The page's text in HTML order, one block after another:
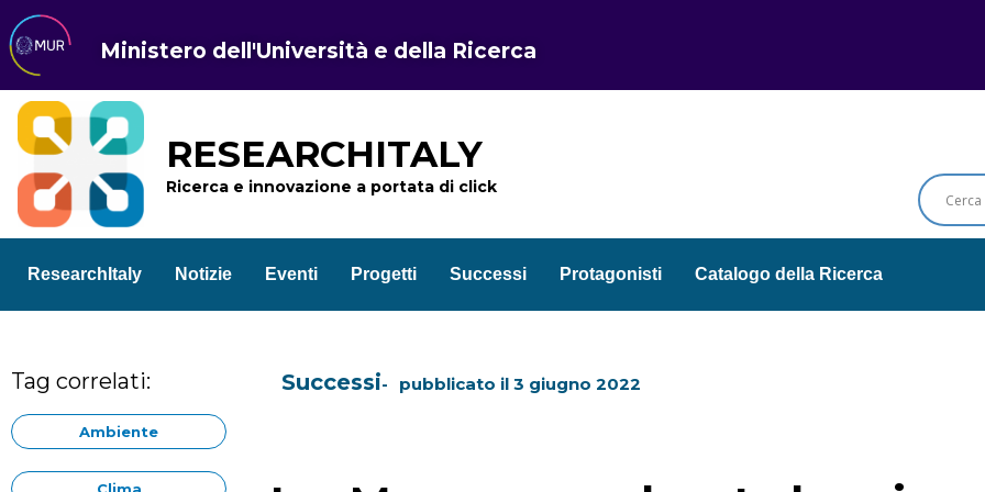
Ministero dell'Università e della Ricerca
RESEARCHITALY
Ricerca e innovazione a portata di click
ResearchItaly Notizie Eventi Progetti Successi Protagonisti Catalogo della Ricerca
Tag correlati:
Ambiente
Successi pubblicato il 3 giugno 2022